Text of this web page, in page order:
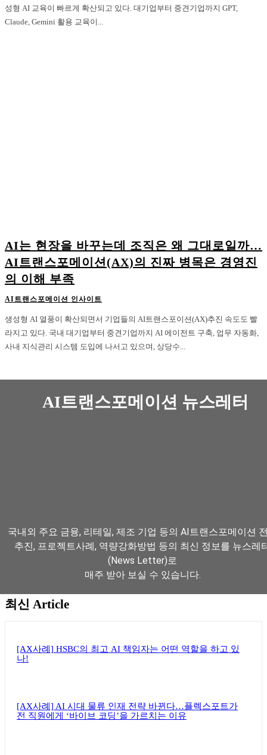
성형 AI 교육이 빠르게 확산되고 있다. 대기업부터 중견기업까지 GPT,
Claude, Gemini 활용 교육이...
AI는 현장을 바꾸는데 조직은 왜 그대로일까…
AI트랜스포메이션(AX)의 진짜 병목은 경영진
의 이해 부족
AI트랜스포메이션 인사이트
생성형 AI 열풍이 확산되면서 기업들의 AI트랜스포이션(AX)추진 속도도 빨
라지고 있다. 국내 대기업부터 중견기업까지 AI 에이전트 구축, 업무 자동화,
사내 지식관리 시스템 도입에 나서고 있으며, 상당수...
AI트랜스포메이션 뉴스레터
국내외 주요 금융, 리테일, 제조 기업 등의 AI트랜스포메이션
추진, 프로젝트사례, 역량강화방법 등의 최신 정보를 뉴스레
(News Letter)로
매주 받아 보실 수 있습니다.
최신 Article
[AX사례] HSBC의 최고 AI 책임자는 어떤 역할을 하고 있
나!
[AX사례] AI 시대 물류 인재 전략 바뀐다…플렉스포트가
전 직원에게 ‘바이브 코딩’을 가르치는 이유